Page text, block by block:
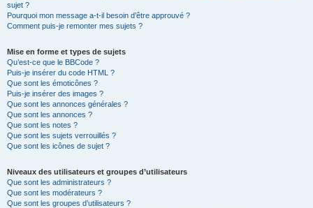
sujet ?
Pourquoi mon message a-t-il besoin d’être approuvé ?
Comment puis-je remonter mes sujets ?
Mise en forme et types de sujets
Qu’est-ce que le BBCode ?
Puis-je insérer du code HTML ?
Que sont les émoticônes ?
Puis-je insérer des images ?
Que sont les annonces générales ?
Que sont les annonces ?
Que sont les notes ?
Que sont les sujets verrouillés ?
Que sont les icônes de sujet ?
Niveaux des utilisateurs et groupes d’utilisateurs
Que sont les administrateurs ?
Que sont les modérateurs ?
Que sont les groupes d’utilisateurs ?